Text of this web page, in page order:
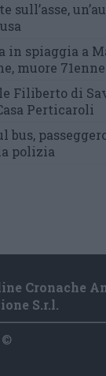
sull’asse,
in spiaggia a
muore
Filiberto di
Perticaroli
bus,
polizia
Cronache
S.r.l.
©